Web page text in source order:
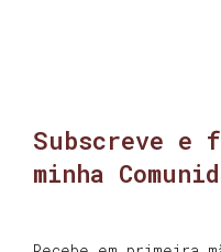
Subscreve e
minha